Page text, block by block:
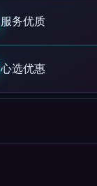
服务优质
心选优惠